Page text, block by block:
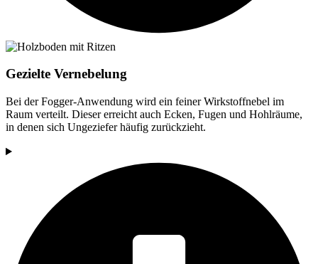
Gezielte Vernebelung
Bei der Fogger-Anwendung wird ein feiner Wirkstoffnebel im
Raum verteilt. Dieser erreicht auch Ecken, Fugen und Hohlräume,
in denen sich Ungeziefer häufig zurückzieht.